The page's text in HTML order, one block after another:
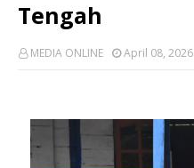
Tengah
MEDIA ONLINE April 08, 2026